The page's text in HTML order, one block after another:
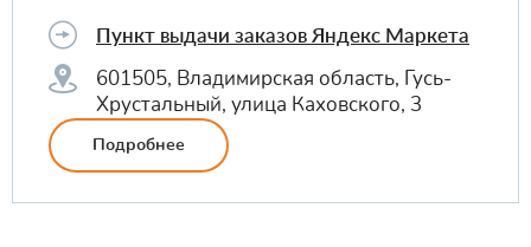
Пункт выдачи заказов Яндекс Маркета
601505, Владимирская область, Гусь-
Хрустальный, улица Каховского, 3
Подробнее